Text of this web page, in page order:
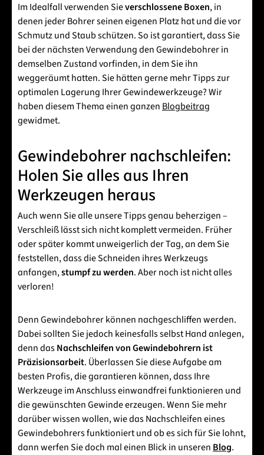
Im Idealfall verwenden Sieverschlossene Boxen, in
denen jeder Bohrer seinen eigenen Platz hat und die vor
Schmutz und Staub schützen. So ist garantiert, dass Sie
bei der nächsten Verwendung den Gewindebohrer in
demselben Zustand vorfinden, in dem Sie ihn
weggeräumt hatten. Sie hätten gerne mehr Tipps zur
optimalen Lagerung Ihrer Gewindewerkzeuge? Wir
haben diesem Thema einen ganzen Blogbeitrag
gewidmet.
Gewindebohrer nachschleifen:
Holen Sie alles aus Ihren
Werkzeugen heraus
Auch wenn Sie alle unsere Tipps genau beherzigen –
Verschleiß lässt sich nicht komplett vermeiden. Früher
oder später kommt unweigerlich der Tag, an dem Sie
feststellen, dass die Schneiden ihres Werkzeugs
anfangen,stumpf zu werden. Aber noch ist nicht alles
verloren!
Denn Gewindebohrer können nachgeschliffen werden.
Dabei sollten Sie jedoch keinesfalls selbst Hand anlegen,
denn dasNachschleifen von Gewindebohrern ist
Präzisionsarbeit. Überlassen Sie diese Aufgabe am
besten Profis, die garantieren können, dass Ihre
Werkzeuge im Anschluss einwandfrei funktionieren und
die gewünschten Gewinde erzeugen. Wenn Sie mehr
darüber wissen wollen, wie das Nachschleifen eines
Gewindebohrers funktioniert und ob es sich für Sie lohnt,
dann werfen Sie doch mal einen Blick in unseren Blog.